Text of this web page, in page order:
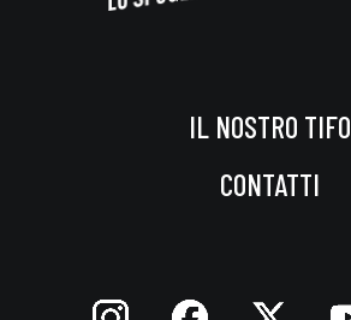
IL NOSTRO TIFO
CONTATTI